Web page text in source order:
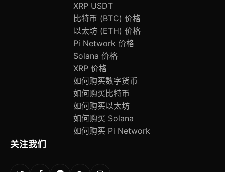
关注我们
XRP USDT
比特币 (BTC) 价格
以太坊 (ETH) 价格
Pi Network 价格
Solana 价格
XRP 价格
如何购买数字货币
如何购买比特币
如何购买以太坊
如何购买 Solana
如何购买 Pi Network